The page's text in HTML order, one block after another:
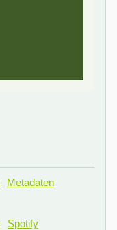
Metadaten
Spotify